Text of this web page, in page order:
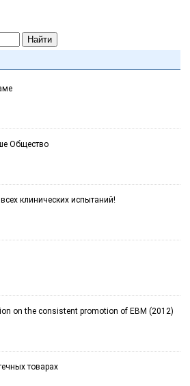
Найти
Общество
клинических испытаний!
on the consistent promotion of EBM (2012)
товарах